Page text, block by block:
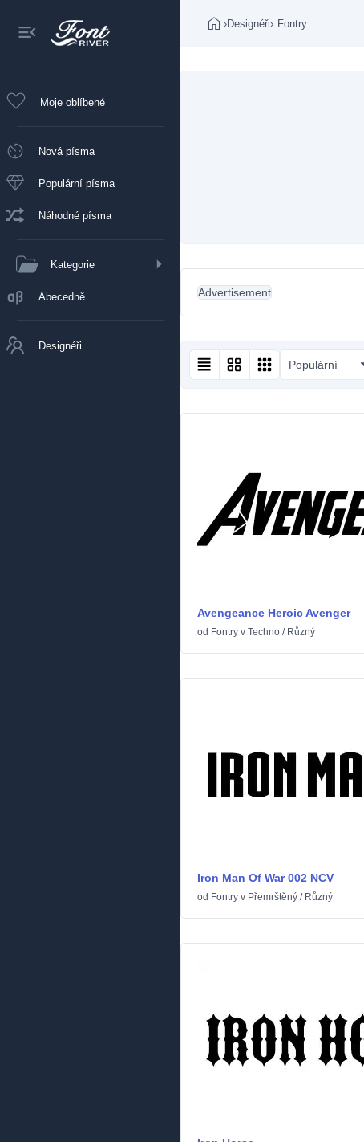
Moje oblíbené
Nová písma
Populární písma
Náhodné písma
Kategorie
Abecedně
Designéři
›Designéři› Fontry
Advertisement
Populární
Avengeance Heroic Avenger
od Fontry v Techno / Různý
Iron Man Of War 002 NCV
od Fontry v Přemrštěný / Různý